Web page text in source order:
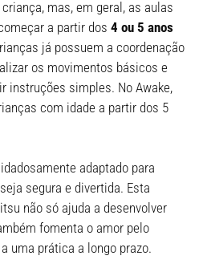
mas, em geral, as aulas
a partir dos 4 ou 5 anos
já possuem a coordenação
os movimentos básicos e
instruções simples. No Awake,
com idade a partir dos 5
adaptado para
segura e divertida. Esta
não só ajuda a desenvolver
fomenta o amor pelo
uma prática a longo prazo.